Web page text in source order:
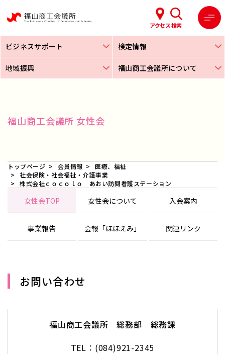
アクセス検索
ビジネスサポート 検定情報
地域振興 福山商工会議所について
福山商工会議所 女性会
トップページ 会員情報
医療、福祉
社会保険・社会福祉・介護事業
株式会社ｃｏｃｏｌｏ あおい訪問看護ステーション
女性会TOP 女性会について 入会案内
事業報告 会報「ほほえみ」 関連リンク
お問い合わせ
福山商工会議所 総務部 総務課
TEL：(084)921-2345